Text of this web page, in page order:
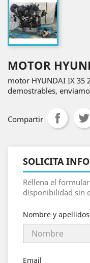
MOTOR
motor HYUNDAI IX 35
demostrables,
Compartir
SOLICITA
Rellena el
disponibilidad sin
Nombre y apellidos
Email